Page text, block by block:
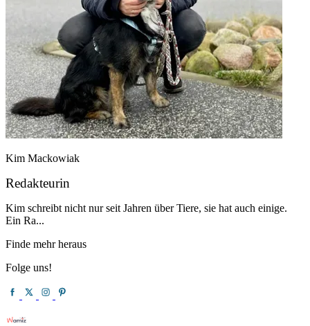
Kim Mackowiak
Redakteurin
Kim schreibt nicht nur seit Jahren über Tiere, sie hat auch einige.
Ein Ra...
Finde mehr heraus
Folge uns!